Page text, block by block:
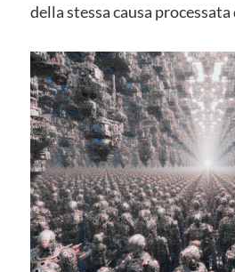
della stessa causa